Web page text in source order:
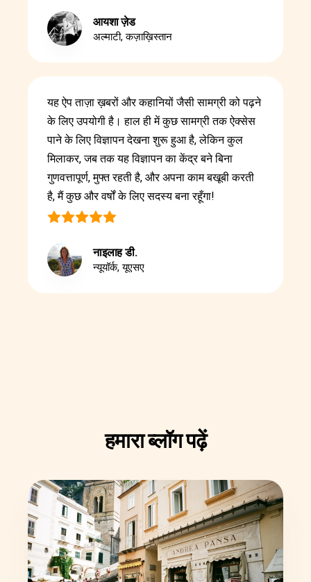
आयशा ज़ेड
अल्माटी, कज़ाख़िस्तान
यह ऐप ताज़ा ख़बरों और कहानियों जैसी सामग्री को पढ़ने
के लिए उपयोगी है। हाल ही में कुछ सामग्री तक ऐक्सेस
पाने के लिए विज्ञापन देखना शुरू हुआ है, लेकिन कुल
मिलाकर, जब तक यह विज्ञापन का केंद्र बने बिना
गुणवत्तापूर्ण, मुफ्त रहती है, और अपना काम बखूबी करती
है, मैं कुछ और वर्षों के लिए सदस्य बना रहूँगा!
नाइलाह डी.
न्यूयॉर्क, यूएसए
हमारा ब्लॉग पढ़ें